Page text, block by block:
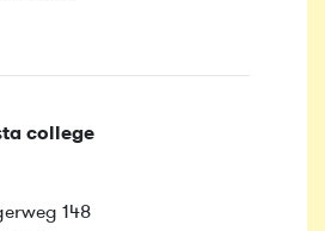
college
148